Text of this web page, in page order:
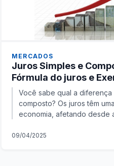
MERCADOS
Juros Simples e
Fórmula do juros e
Você sabe qual a
composto? Os juros têm
economia, afetando desde
09/04/2025